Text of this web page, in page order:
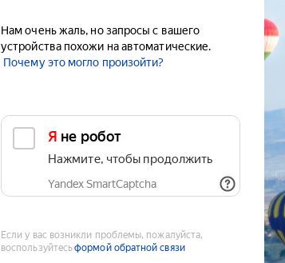
Нам очень жаль, но запросы с вашего
устройства похожи на автоматические.
Почему это могло произойти?
Я не робот
Нажмите, чтобы продолжить
Yandex SmartCaptcha
Если у вас возникли проблемы, пожалуйста,
воспользуйтесьформой обратной связи